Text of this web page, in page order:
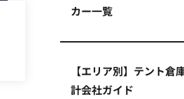
カー一覧
【エリア別】テント倉
計会社ガイド